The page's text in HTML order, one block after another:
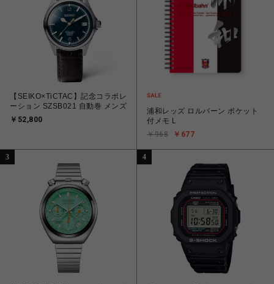
【SEIKO×TiCTAC】記念コラボレ
ーション SZSB021 自動巻 メンズ
￥52,800
浦和レッズ ロルバーン ポケット
付メモ L
￥677
￥968
3 4